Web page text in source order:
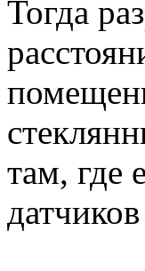
Тогда
там, где